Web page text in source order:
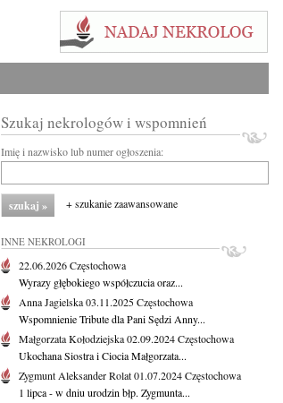
Szukaj nekrologów i wspomnień
Imię i nazwisko lub numer ogłoszenia:
+ szukanie zaawansowane
INNE NEKROLOGI
22.06.2026Częstochowa
Wyrazy głębokiego współczucia oraz...
Anna Jagielska03.11.2025Częstochowa
Wspomnienie Tribute dla Pani Sędzi Anny...
Małgorzata Kołodziejska02.09.2024Częstochowa
Ukochana Siostra i Ciocia Małgorzata...
Zygmunt Aleksander Rolat01.07.2024Częstochowa
1 lipca - w dniu urodzin błp. Zygmunta...